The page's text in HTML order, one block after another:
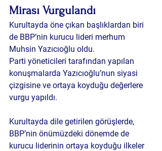
Mirası Vurgulandı
Kurultayda öne çıkan başlıklardan biri
de BBP’nin kurucu lideri merhum
Muhsin Yazıcıoğlu oldu.
Parti yöneticileri tarafından yapılan
konuşmalarda Yazıcıoğlu’nun siyasi
çizgisine ve ortaya koyduğu değerlere
vurgu yapıldı.
Kurultayda dile getirilen görüşlerde,
BBP’nin önümüzdeki dönemde de
kurucu liderinin ortaya koyduğu ilkeler